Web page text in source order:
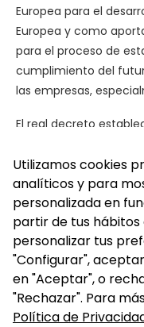
Europea para el
Europea y como
para el proceso de
cumplimiento del
las empresas,
El real decreto
de reconocido
afines del
9 de
Utilizamos cookies
analíticos y para
personalizada en
partir de tus hábitos
personalizar tus
"Configurar",
en "Aceptar", o
"Rechazar". Para
Política de